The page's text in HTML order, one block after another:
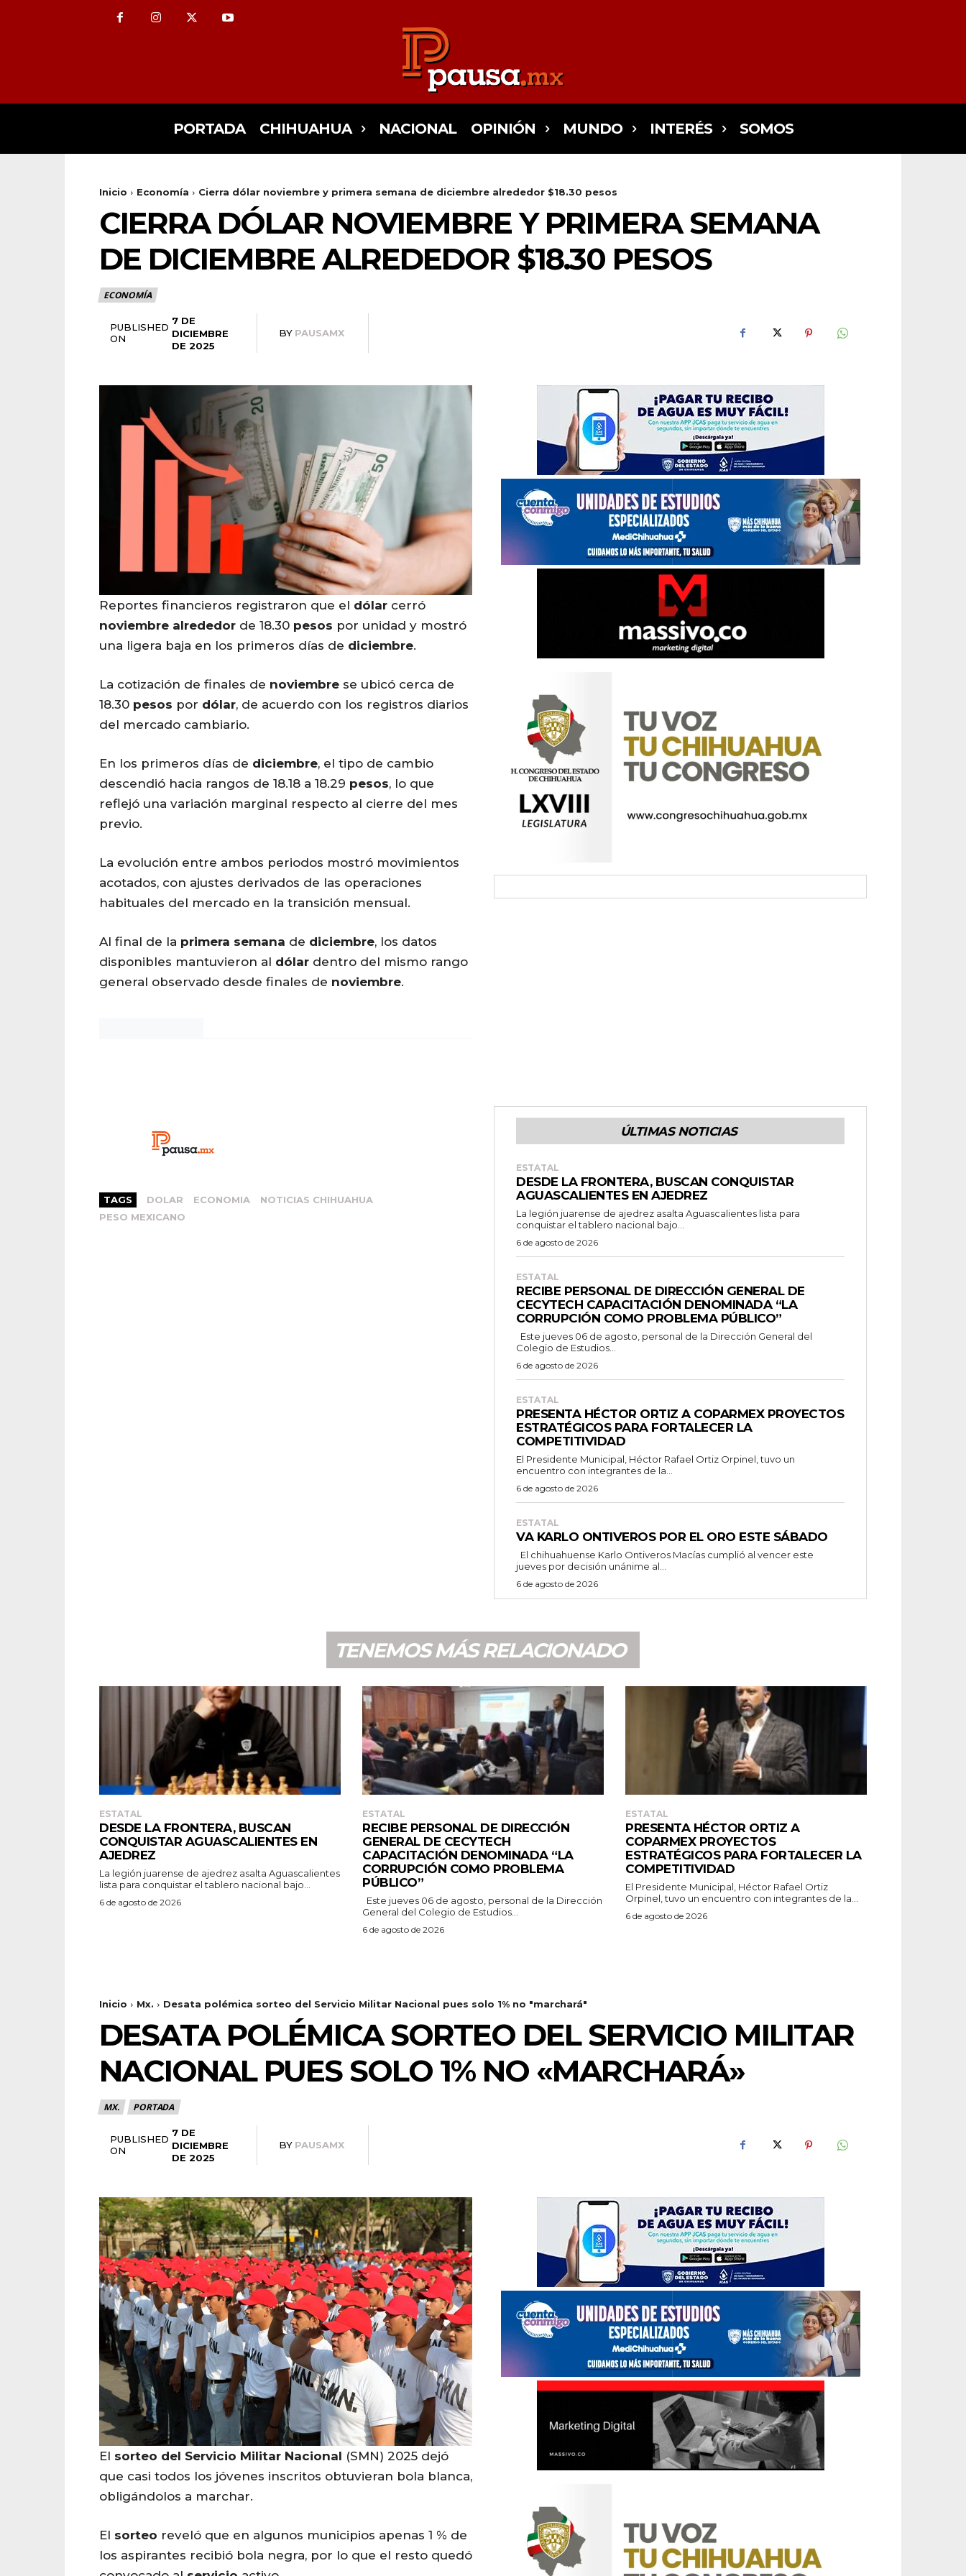
PORTADA CHIHUAHUA NACIONAL OPINIÓN MUNDO INTERÉS SOMOS
Inicio Economía Cierra dólar noviembre y primera semana de diciembre alrededor $18.30 pesos
CIERRA DÓLAR NOVIEMBRE Y PRIMERA SEMANA
DE DICIEMBRE ALREDEDOR $18.30 PESOS
ECONOMÍA
PUBLISHED
ON
7 DE
DICIEMBRE
DE 2025
BY PAUSAMX
Reportes financieros registraron que el dólar cerró
noviembre alrededor de 18.30 pesos por unidad y mostró
una ligera baja en los primeros días de diciembre.
La cotización de finales de noviembre se ubicó cerca de
18.30 pesos por dólar, de acuerdo con los registros diarios
del mercado cambiario.
En los primeros días de diciembre, el tipo de cambio
descendió hacia rangos de 18.18 a 18.29 pesos, lo que
reflejó una variación marginal respecto al cierre del mes
previo.
La evolución entre ambos periodos mostró movimientos
acotados, con ajustes derivados de las operaciones
habituales del mercado en la transición mensual.
Al final de la primera semana de diciembre, los datos
disponibles mantuvieron al dólar dentro del mismo rango
general observado desde finales de noviembre.
TAGS DOLAR ECONOMIA
NOTICIAS CHIHUAHUA
PESO MEXICANO
ÚLTIMAS NOTICIAS
ESTATAL
DESDE LA FRONTERA, BUSCAN CONQUISTAR
AGUASCALIENTES EN AJEDREZ
La legión juarense de ajedrez asalta Aguascalientes lista para
conquistar el tablero nacional bajo...
6 de agosto de 2026
ESTATAL
RECIBE PERSONAL DE DIRECCIÓN GENERAL DE
CECYTECH CAPACITACIÓN DENOMINADA “LA
CORRUPCIÓN COMO PROBLEMA PÚBLICO”
Colegio de Estudios...
6 de agosto de 2026
ESTATAL
PRESENTA HÉCTOR ORTIZ A COPARMEX PROYECTOS
ESTRATÉGICOS PARA FORTALECER LA
COMPETITIVIDAD
El Presidente Municipal, Héctor Rafael Ortiz Orpinel, tuvo un
encuentro con integrantes de la...
6 de agosto de 2026
ESTATAL
VA KARLO ONTIVEROS POR EL ORO ESTE SÁBADO
jueves por decisión unánime al...
6 de agosto de 2026
TENEMOS MÁS RELACIONADO
ESTATAL
DESDE LA FRONTERA, BUSCAN
CONQUISTAR AGUASCALIENTES EN
AJEDREZ
La legión juarense de ajedrez asalta Aguascalientes
lista para conquistar el tablero nacional bajo...
6 de agosto de 2026
ESTATAL
RECIBE PERSONAL DE DIRECCIÓN
GENERAL DE CECYTECH
CAPACITACIÓN DENOMINADA “LA
CORRUPCIÓN COMO PROBLEMA
PÚBLICO”
General del Colegio de Estudios...
6 de agosto de 2026
ESTATAL
PRESENTA HÉCTOR ORTIZ A
COPARMEX PROYECTOS
ESTRATÉGICOS PARA FORTALECER LA
COMPETITIVIDAD
El Presidente Municipal, Héctor Rafael Ortiz
Orpinel, tuvo un encuentro con integrantes de la...
6 de agosto de 2026